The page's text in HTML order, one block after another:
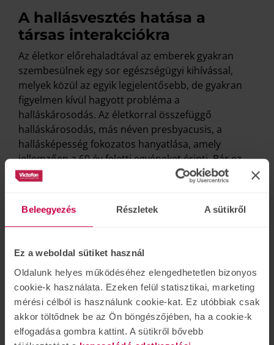
Beleegyezés Részletek A sütikről
Ez a weboldal sütiket használ
Oldalunk helyes működéséhez elengedhetetlen bizonyos
cookie-k használata. Ezeken felül statisztikai, marketing
mérési célból is használunk cookie-kat. Ez utóbbiak csak
akkor töltődnek be az Ön böngészőjében, ha a cookie-k
elfogadása gombra kattint. A sütikről bővebb
A hallásvesztés hatása a
társas interakciókra
Az életkor előrehaladtával az emberek gyakran
szembesülnek egy sor egészségügyi kihívással,
melyek közül az egyik legjelentősebb, de gyakran
figyelmen kívül hagyott probléma a
halláskárosodás. Az életkorral összefüggő
halláskárosodás, más néven presbyacusis, a
hallásképesség fokozatos hanyatlása, amely
jellemzően a 60 év feletti egyéneket érinti. Bár ez
egy gyakori állapot, hatásai messze túlmutatnak a
füleken: érzelmi, szociális és pszichológiai
következményekkel is jár. Az időskori
halláscsökkenés egyik legaggasztóbb hatása a
Cikkünkben a presbyacusis és a társadalmi
rávilágítva ennek a kapcsolatnak a
következményeire és a korai beavatkozás
fontosságára.
TOVÁBB